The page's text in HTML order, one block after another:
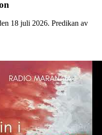
18 juli 2026. Predikan av